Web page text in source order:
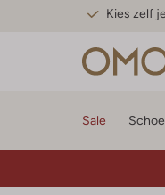
Kies zelf
Sale